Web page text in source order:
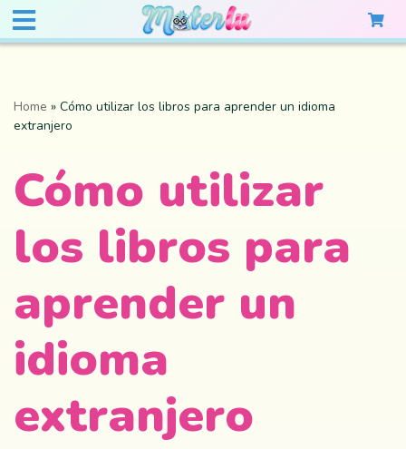
Home » Cómo utilizar los libros para aprender un idioma
extranjero
Cómo utilizar
los libros para
aprender un
idioma
extranjero